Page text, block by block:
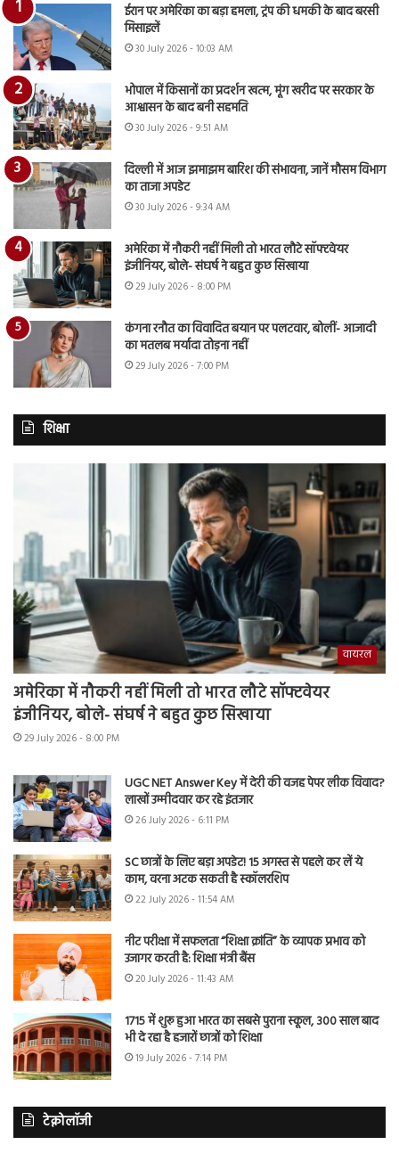
ईरान पर अमेरिका का बड़ा हमला, ट्रंप की धमकी के बाद बरसी
मिसाइलें
30 July 2026 - 10:03 AM
भोपाल में किसानों का प्रदर्शन खत्म, मूंग खरीद पर सरकार के
आश्वासन के बाद बनी सहमति
30 July 2026 - 9:51 AM
दिल्ली में आज झमाझम बारिश की संभावना, जानें मौसम विभाग
का ताजा अपडेट
30 July 2026 - 9:34 AM
अमेरिका में नौकरी नहीं मिली तो भारत लौटे सॉफ्टवेयर
इंजीनियर, बोले- संघर्ष ने बहुत कुछ सिखाया
29 July 2026 - 8:00 PM
कंगना रनौत का विवादित बयान पर पलटवार, बोलीं- आजादी
का मतलब मर्यादा तोड़ना नहीं
29 July 2026 - 7:00 PM
शिक्षा
वायरल
अमेरिका में नौकरी नहीं मिली तो भारत लौटे सॉफ्टवेयर
इंजीनियर, बोले- संघर्ष ने बहुत कुछ सिखाया
29 July 2026 - 8:00 PM
UGC NET Answer Key में देरी की वजह पेपर लीक विवाद?
लाखों उम्मीदवार कर रहे इंतजार
26 July 2026 - 6:11 PM
SC छात्रों के लिए बड़ा अपडेट! 15 अगस्त से पहले कर लें ये
काम, वरना अटक सकती है स्कॉलरशिप
22 July 2026 - 11:54 AM
नीट परीक्षा में सफलता “शिक्षा क्रांति” के व्यापक प्रभाव को
उजागर करती है: शिक्षा मंत्री बैंस
20 July 2026 - 11:43 AM
1715 में शुरू हुआ भारत का सबसे पुराना स्कूल, 300 साल बाद
भी दे रहा है हजारों छात्रों को शिक्षा
19 July 2026 - 7:14 PM
टेक्नोलॉजी